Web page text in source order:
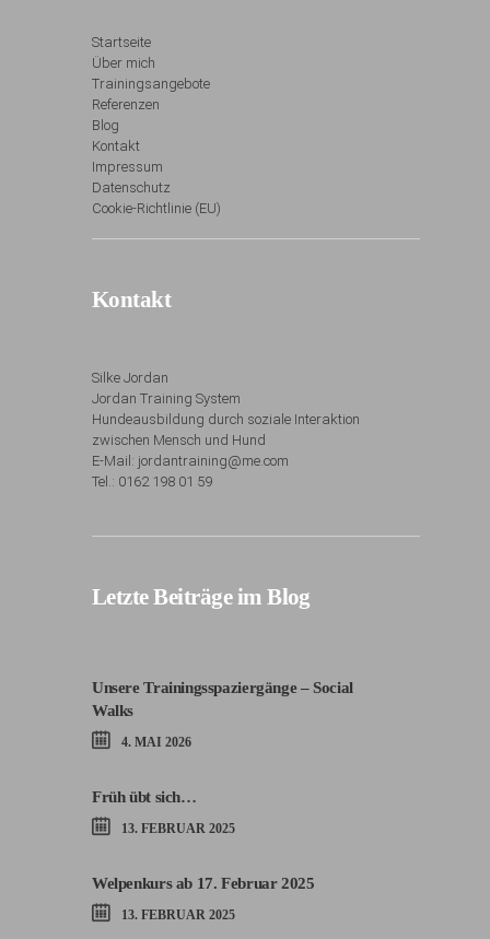
Startseite
Über mich
Trainingsangebote
Referenzen
Blog
Kontakt
Impressum
Datenschutz
Cookie-Richtlinie (EU)
Kontakt
Silke Jordan
Jordan Training System
Hundeausbildung durch soziale Interaktion
zwischen Mensch und Hund
E-Mail: jordantraining@me.com
Tel.: 0162 198 01 59
Letzte Beiträge im Blog
Unsere Trainingsspaziergänge – Social
Walks
4. MAI 2026
Früh übt sich…
13. FEBRUAR 2025
Welpenkurs ab 17. Februar 2025
13. FEBRUAR 2025